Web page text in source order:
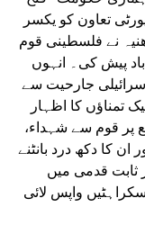
تعاون کو یکسر
نے فلسطینی قوم
پیش کی۔ انہوں
جارحیت سے
تمناؤں کا اظہار
پر قوم سے شہداء،
کا دکھ درد بانٹنے
ثابت قدمی میں
واپس لائی